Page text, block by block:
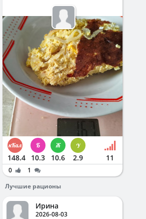
148.4 10.3 10.6 2.9 11
0
1
Лучшие рационы
Ирина
2026-08-03